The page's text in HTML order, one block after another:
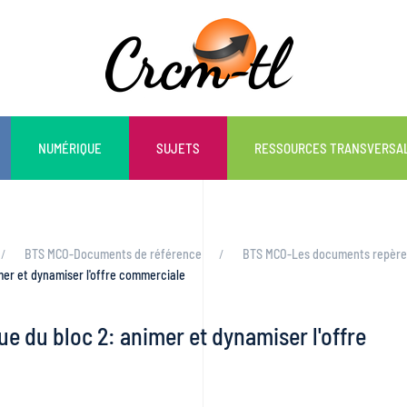
NUMÉRIQUE SUJETS RESSOURCES
BTS MCO-Documents de référence
BTS MCO-Les documents
et dynamiser l'offre commerciale
du bloc 2: animer et dynamiser l'offre